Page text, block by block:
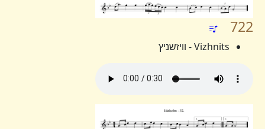
722
Vizhnits - וויזשניץ